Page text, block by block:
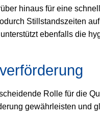
hinaus für eine
Stillstandszeiten
ebenfalls die
Rolle für die
gewährleisten und